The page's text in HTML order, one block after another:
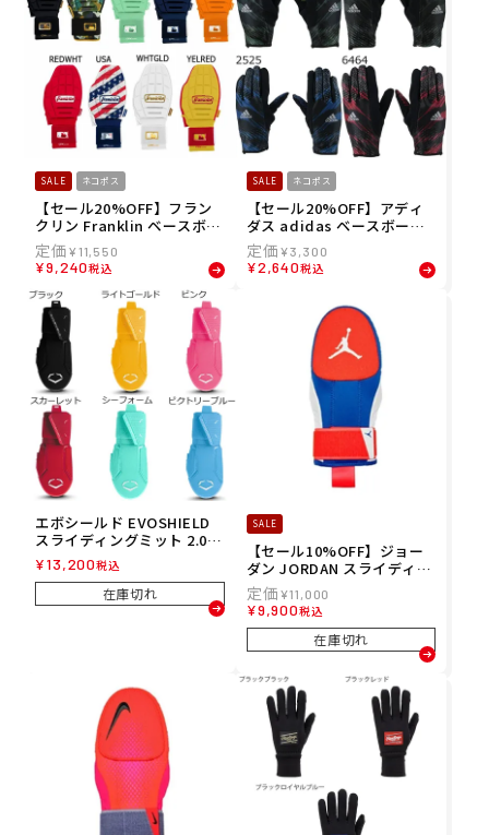
SALE ネコポス
【セール20%OFF】フラン
クリン Franklin ベースボー
ル 野球 走塁用手袋 CFX SLI
DER スライディングミット
片手 左右兼用 23555 メンズ
レディース ユニセックス 25
SP 春夏
¥11,550
¥9,240税込
SALE ネコポス
【セール20%OFF】アディ
ダス adidas ベースボール
野球 ソフトボール ウォーム
グラブ LBG801
¥3,300
¥2,640税込
エボシールド EVOSHIELD
スライディングミット 2.0
左右兼用 WB57728 26SP
¥13,200税込
在庫切れ
SALE
【セール10%OFF】ジョー
ダン JORDAN スライディン
グミット 左右兼用 走塁用 J
D1102-456 26SP
¥11,000
¥9,900税込
在庫切れ